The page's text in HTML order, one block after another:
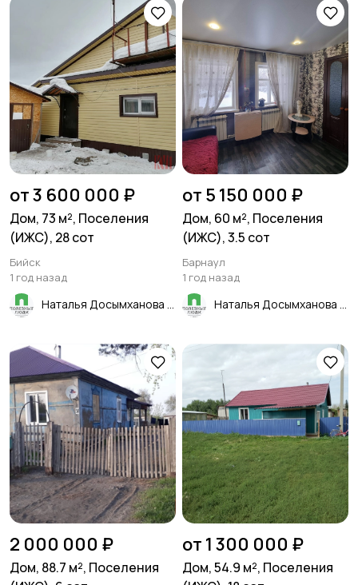
от 3 600 000 ₽
Дом, 73 м², Поселения
(ИЖС), 28 сот
Бийск
1 год назад
Наталья Досымханова
от 5 150 000 ₽
Дом, 60 м², Поселения
(ИЖС), 3.5 сот
Барнаул
1 год назад
Наталья Досымханова
2 000 000 ₽
Дом, 88.7 м², Поселения
от 1 300 000 ₽
Дом, 54.9 м², Поселения